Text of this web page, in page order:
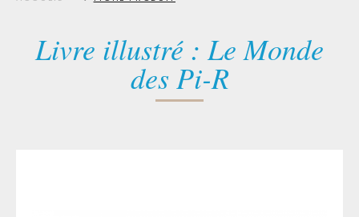
Livre illustré : Le Monde
des Pi-R